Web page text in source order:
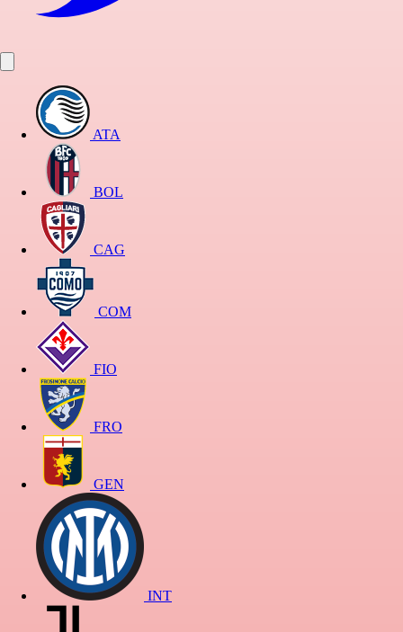
ATA
BOL
CAG
COM
FIO
FRO
GEN
INT